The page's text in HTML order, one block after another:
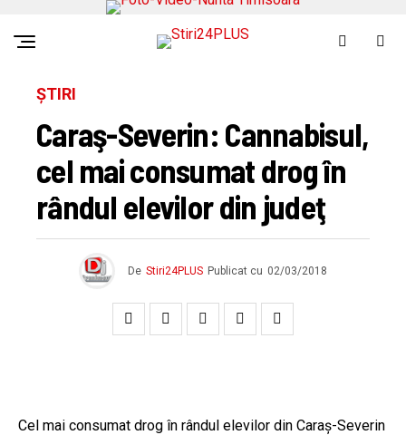
ȘTIRI
Caraş-Severin: Cannabisul,
cel mai consumat drog în
rândul elevilor din judeţ
De Stiri24PLUS Publicat cu 02/03/2018
Cel mai consumat drog în rândul elevilor din Caraş-Severin